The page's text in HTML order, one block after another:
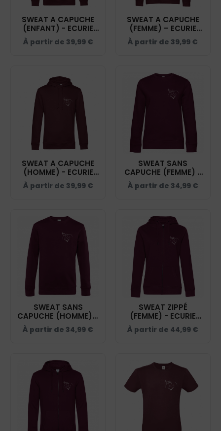
SWEAT A CAPUCHE
(ENFANT) - ECURIE
COEUR DE SOLOGNE
- BURGUNDY - K477
À partir de 39,99 €
SWEAT A CAPUCHE
(FEMME) – ECURIE
COEUR DE SOLOGNE
- BURGUNDY -
À partir de 39,99 €
SWEAT A CAPUCHE
(HOMME) - ECURIE
COEUR DE SOLOGNE
- BURGUNDY -
À partir de 39,99 €
SWEAT SANS
CAPUCHE (FEMME) -
ECURIE COEUR DE
SOLOGNE -
À partir de 34,99 €
SWEAT SANS
CAPUCHE (HOMME) –
ECURIE COEUR DE
SOLOGNE -
À partir de 34,99 €
SWEAT ZIPPÉ
(FEMME) - ECURIE
COEUR DE SOLOGNE
- BURGUNDY -
À partir de 44,99 €